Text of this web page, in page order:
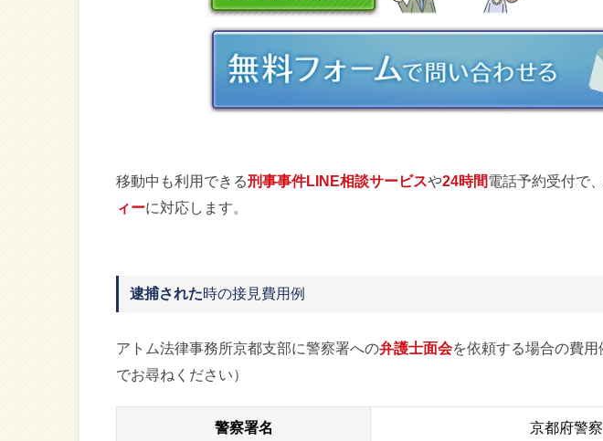
移動中も利用できる刑事事件LINE相談サービスや24時間電話予約受付で
ィーに対応します。
逮捕された時の接見費用例
アトム法律事務所京都支部に警察署への弁護士面会を依頼する場合の費
でお尋ねください）
警察署名 京都府警